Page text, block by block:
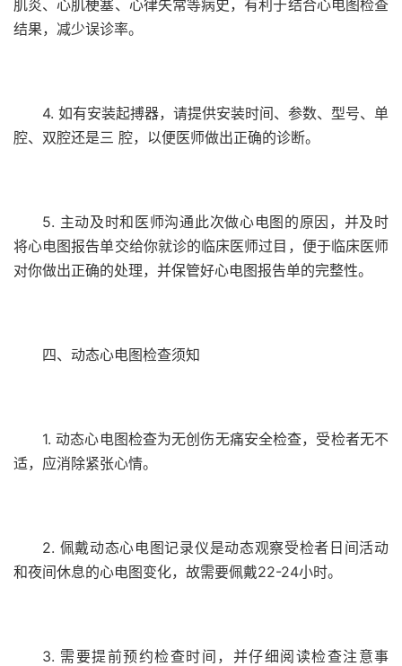
肌炎、心肌梗塞、心律失常等病史，有利于结合心电图检查
结果，减少误诊率。
4. 如有安装起搏器，请提供安装时间、参数、型号、单
腔、双腔还是三 腔，以便医师做出正确的诊断。
5. 主动及时和医师沟通此次做心电图的原因，并及时
将心电图报告单交给你就诊的临床医师过目，便于临床医师
对你做出正确的处理，并保管好心电图报告单的完整性。
四、动态心电图检查须知
1. 动态心电图检查为无创伤无痛安全检查，受检者无不
适，应消除紧张心情。
2. 佩戴动态心电图记录仪是动态观察受检者日间活动
和夜间休息的心电图变化，故需要佩戴22-24小时。
3. 需要提前预约检查时间，并仔细阅读检查注意事